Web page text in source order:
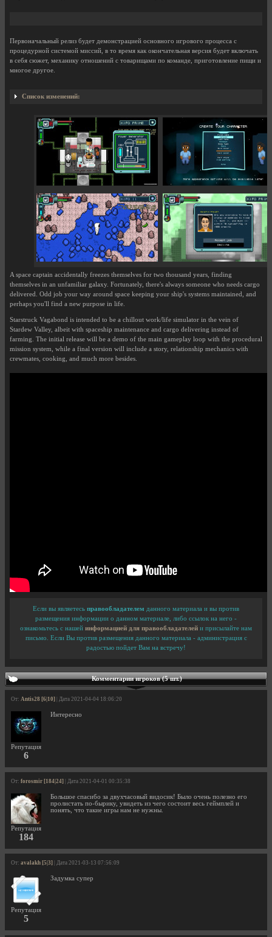
Первоначальный релиз будет демонстрацией основного игрового процесса с
процедурной системой миссий, в то время как окончательная версия будет включать
в себя сюжет, механику отношений с товарищами по команде, приготовление пищи и
многое другое.
Список изменений:
A space captain accidentally freezes themselves for two thousand years, finding
themselves in an unfamiliar galaxy. Fortunately, there's always someone who needs cargo
delivered. Odd job your way around space keeping your ship's systems maintained, and
perhaps you'll find a new purpose in life.
Starstruck Vagabond is intended to be a chillout work/life simulator in the vein of
Stardew Valley, albeit with spaceship maintenance and cargo delivering instead of
farming. The initial release will be a demo of the main gameplay loop with the procedural
mission system, while a final version will include a story, relationship mechanics with
crewmates, cooking, and much more besides.
Если вы являетесь правообладателем данного материала и вы против
размещения информации о данном материале, либо ссылок на него -
ознакомьтесь с нашей информацией для правообладателей и присылайте нам
письмо. Если Вы против размещения данного материала - администрация с
радостью пойдет Вам на встречу!
Комментарии игроков (5 шт.)
От: Antis28 [6|10] | Дата 2021-04-04 18:06:20
Репутация
6
Интересно
От: forosmir [184|24] | Дата 2021-04-01 00:35:38
Репутация
184
Большое спасибо за двухчасовый видосик! Было очень полезно его
пролистать по-бырику, увидеть из чего состоит весь геймплей и
понять, что такие игры нам не нужны.
От: avalakh [5|3] | Дата 2021-03-13 07:56:09
Репутация
5
Задумка супер